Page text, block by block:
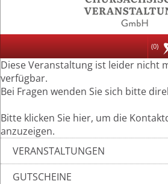
(0)
Diese Veranstaltung ist leider nicht
verfügbar.
Bei Fragen wenden Sie sich bitte
Bitte klicken Sie hier, um die
anzuzeigen.
VERANSTALTUNGEN
GUTSCHEINE